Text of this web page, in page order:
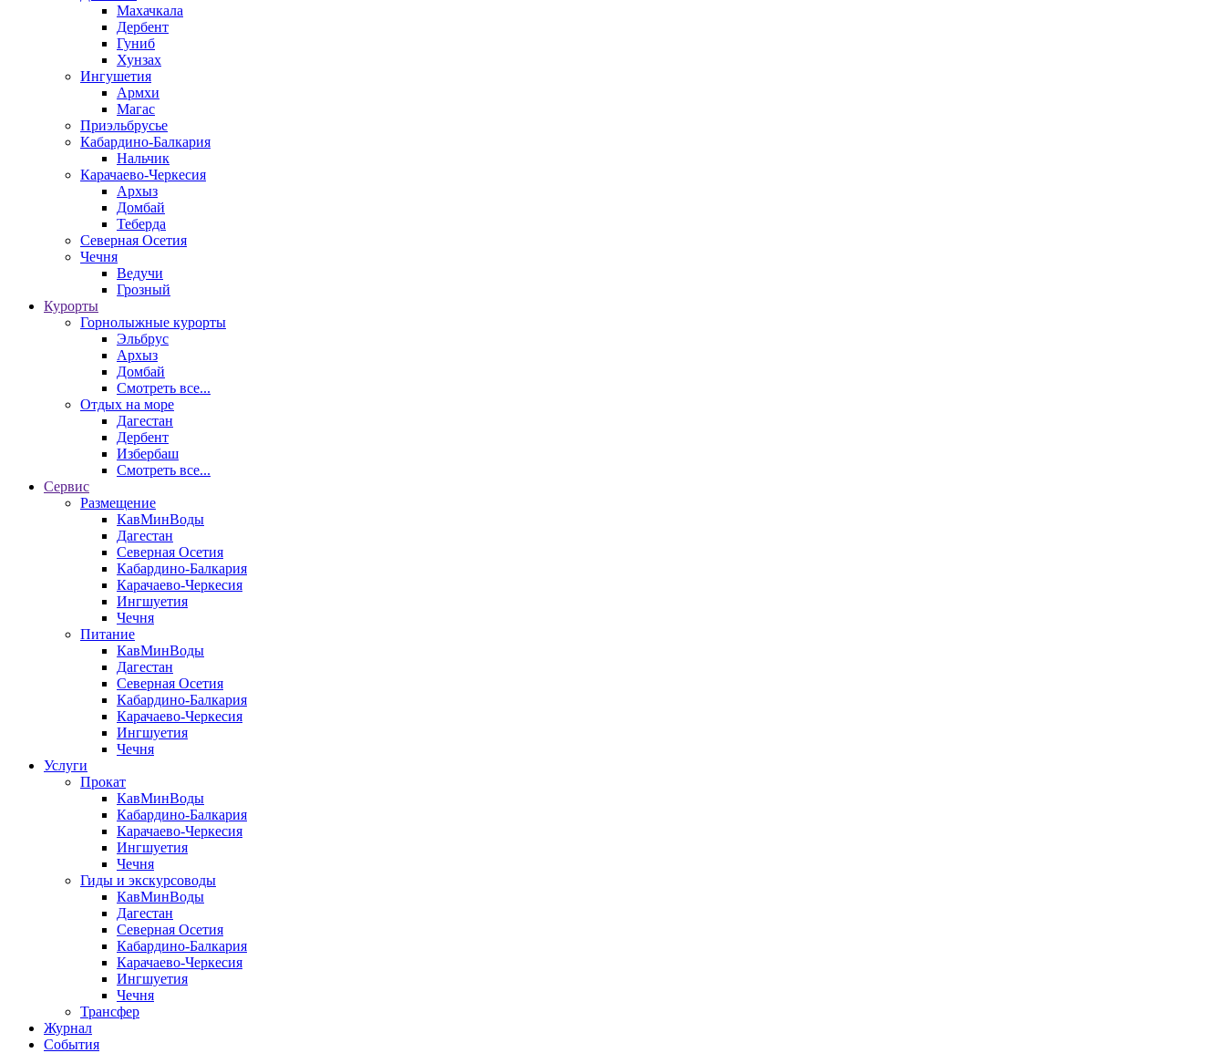
Махачкала
Дербент
Гуниб
Хунзах
Ингушетия
Армхи
Магас
Приэльбрусье
Кабардино-Балкария
Нальчик
Карачаево-Черкесия
Архыз
Домбай
Теберда
Северная Осетия
Чечня
Ведучи
Грозный
Курорты
Горнолыжные курорты
Эльбрус
Архыз
Домбай
Смотреть все...
Отдых на море
Дагестан
Дербент
Избербаш
Смотреть все...
Сервис
Размещение
КавМинВоды
Дагестан
Северная Осетия
Кабардино-Балкария
Карачаево-Черкесия
Ингшуетия
Чечня
Питание
КавМинВоды
Дагестан
Северная Осетия
Кабардино-Балкария
Карачаево-Черкесия
Ингшуетия
Чечня
Услуги
Прокат
КавМинВоды
Кабардино-Балкария
Карачаево-Черкесия
Ингшуетия
Чечня
Гиды и экскурсоводы
КавМинВоды
Дагестан
Северная Осетия
Кабардино-Балкария
Карачаево-Черкесия
Ингшуетия
Чечня
Трансфер
Журнал
События